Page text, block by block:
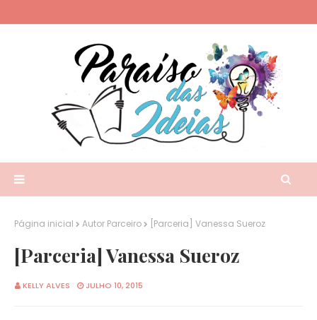
Página inicial Autor Parceiro [Parceria] Vanessa Sueroz
[Parceria] Vanessa Sueroz
KELLY ALVES JULHO 10, 2015